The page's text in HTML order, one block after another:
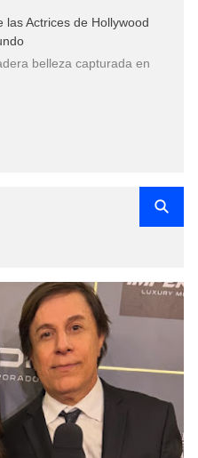
las Actrices de Hollywood
belleza capturada en